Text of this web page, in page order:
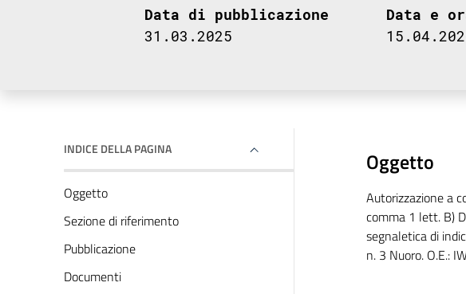
Data di pubblicazione
31.03.2025
Data e
INDICE DELLA PAGINA
Oggetto
Sezione di riferimento
Pubblicazione
Documenti
Oggetto
Autorizzazione a
comma 1 lett. B)
segnaletica di
n. 3 Nuoro. O.E.: